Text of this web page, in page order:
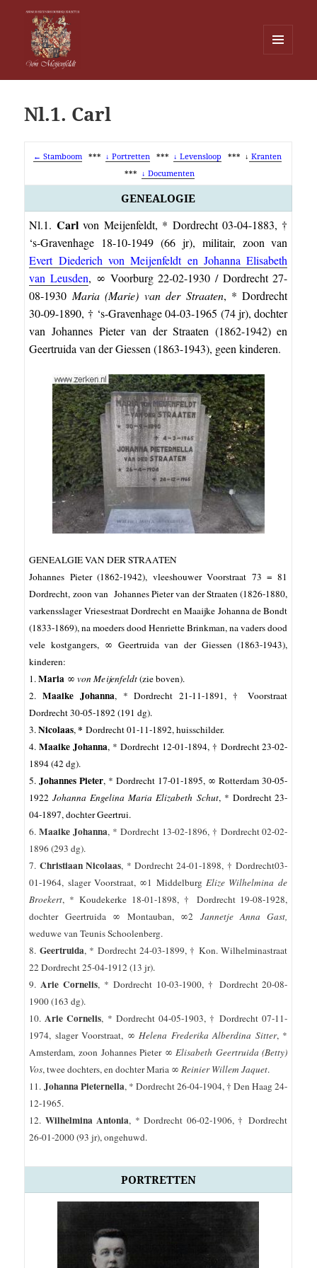
WIDGETS
Nl.1. Carl
← Stamboom*** ↓ Portretten*** ↓ Levensloop*** ↓ Kranten
*** ↓ Documenten
GENEALOGIE
Nl.1. Carlvon Meijenfeldt, * Dordrecht 03-04-1883, †
‘s-Gravenhage 18-10-1949 (66 jr), militair, zoon van
Evert Diederich von Meijenfeldt en Johanna Elisabeth
van Leusden, ∞ Voorburg 22-02-1930 / Dordrecht 27-
08-1930Maria (Marie) van der Straaten, * Dordrecht
30-09-1890, † ‘s-Gravenhage 04-03-1965 (74 jr), dochter
van Johannes Pieter van der Straaten (1862-1942) en
Geertruida van der Giessen (1863-1943), geen kinderen.
GENEALGIE VAN DER STRAATEN
Johannes Pieter (1862-1942), vleeshouwer Voorstraat 73 = 81
Dordrecht, zoon van Johannes Pieter van der Straaten (1826-1880,
varkensslager Vriesestraat Dordrecht en Maaijke Johanna de Bondt
(1833-1869), na moeders dood Henriette Brinkman, na vaders dood
vele kostgangers, ∞ Geertruida van der Giessen (1863-1943),
kinderen:
1.Maria ∞von Meijenfeldt(zie boven).
2.Maaike Johanna, *Dordrecht21-11-1891, † Voorstraat
Dordrecht 30-05-1892 (191 dg).
3.Nicolaas,* Dordrecht 01-11-1892, huisschilder.
4.Maaike Johanna, *Dordrecht 12-01-1894, † Dordrecht 23-02-
1894 (42 dg).
5.Johannes Pieter, *Dordrecht 17-01-1895, ∞ Rotterdam 30-05-
1922Johanna Engelina Maria Elizabeth Schut, * Dordrecht 23-
04-1897, dochter Geertrui.
6.Maaike Johanna, *Dordrecht 13-02-1896, † Dordrecht 02-02-
1896 (293 dg).
7. Christiaan Nicolaas, * Dordrecht 24-01-1898, † Dordrecht03-
01-1964, slager Voorstraat, ∞1 Middelburg Elize Wilhelmina de
Broekert, * Koudekerke 18-01-1898, † Dordrecht 19-08-1928,
dochter Geertruida ∞ Montauban, ∞2 Jannetje Anna Gast,
weduwe van Teunis Schoolenberg.
8. Geertruida, * Dordrecht 24-03-1899, † Kon. Wilhelminastraat
22 Dordrecht 25-04-1912 (13 jr).
9.Arie Cornelis, *Dordrecht 10-03-1900, † Dordrecht 20-08-
1900 (163 dg).
10.Arie Cornelis, *Dordrecht04-05-1903, † Dordrecht 07-11-
1974, slager Voorstraat, ∞Helena Frederika Alberdina Sitter, *
Amsterdam, zoon Johannes Pieter ∞Elisabeth Geertruida (Betty)
Vos, twee dochters, en dochter Maria ∞Reinier Willem Jaquet.
11. Johanna Pieternella, * Dordrecht 26-04-1904, † Den Haag 24-
12-1965.
12. Wilhelmina Antonia, *Dordrecht 06-02-1906, † Dordrecht
26-01-2000 (93 jr), ongehuwd.
PORTRETTEN